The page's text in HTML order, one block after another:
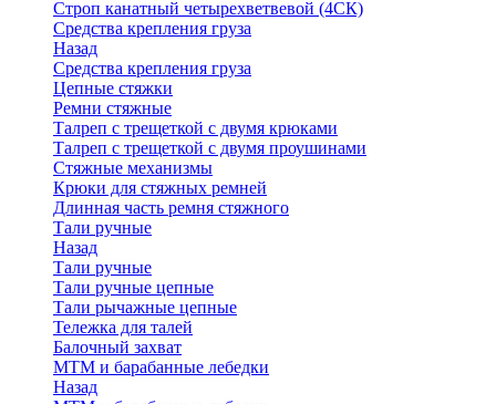
Строп канатный четырехветвевой (4СК)
Средства крепления груза
Назад
Средства крепления груза
Цепные стяжки
Ремни стяжные
Талреп с трещеткой с двумя крюками
Талреп с трещеткой с двумя проушинами
Стяжные механизмы
Крюки для стяжных ремней
Длинная часть ремня стяжного
Тали ручные
Назад
Тали ручные
Тали ручные цепные
Тали рычажные цепные
Тележка для талей
Балочный захват
МТМ и барабанные лебедки
Назад